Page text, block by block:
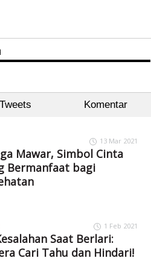
Tweets Komentar
13 Mar 2021
Mawar, Simbol Cinta
Bermanfaat bagi
1 Feb 2021
Saat Berlari:
Cari Tahu dan Hindari!